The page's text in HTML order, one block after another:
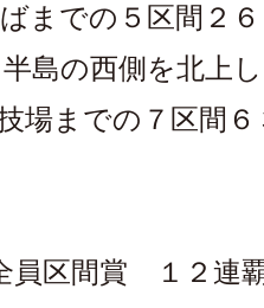
までの５区間２
島の西側を北上
場までの７区間
員区間賞 １２連